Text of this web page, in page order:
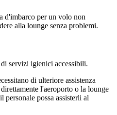
d'imbarco per un volo non
alla lounge senza problemi.
servizi igienici accessibili.
di ulteriore assistenza
l'aeroporto o la lounge
personale possa assisterli al